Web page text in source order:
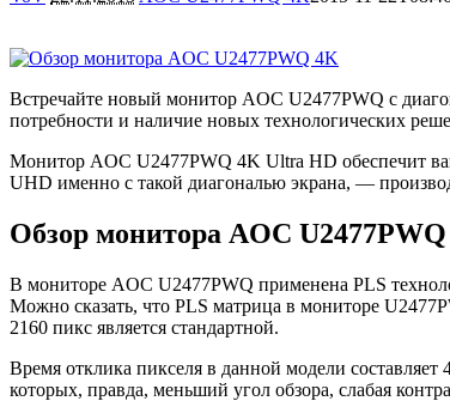
Встречайте новый монитор AOC U2477PWQ с
потребности и наличие новых технологических
Монитор AOC U2477PWQ 4K Ultra HD обеспечит
UHD именно с такой диагональю экрана, —
Обзор монитора AOC
В мониторе AOC U2477PWQ применена PLS
Можно сказать, что PLS матрица в мониторе
2160 пикс является стандартной.
Время отклика пикселя в данной модели
которых, правда, меньший угол обзора, слабая